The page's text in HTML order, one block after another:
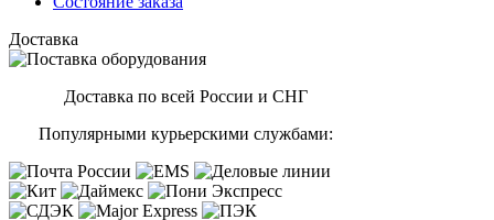
Доставка
Доставка по всей России и СНГ
Популярными курьерскими службами: